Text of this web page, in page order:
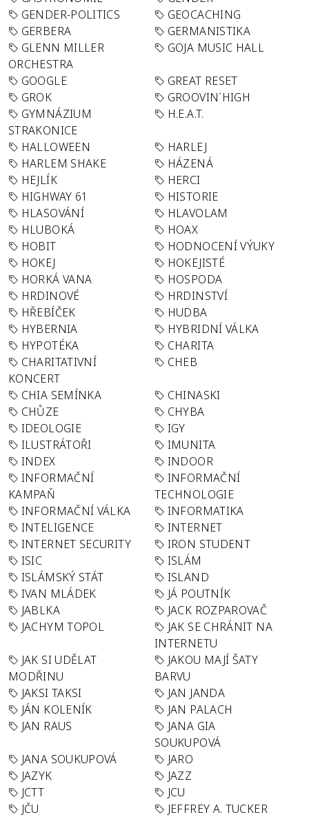
GENDER-POLITICS
GEOCACHING
GERBERA
GERMANISTIKA
GLENN MILLER
ORCHESTRA
GOJA MUSIC HALL
GOOGLE
GREAT RESET
GROK
GROOVIN´HIGH
GYMNÁZIUM
STRAKONICE
H.E.A.T.
HALLOWEEN
HARLEJ
HARLEM SHAKE
HÁZENÁ
HEJLÍK
HERCI
HIGHWAY 61
HISTORIE
HLASOVÁNÍ
HLAVOLAM
HLUBOKÁ
HOAX
HOBIT
HODNOCENÍ VÝUKY
HOKEJ
HOKEJISTÉ
HORKÁ VANA
HOSPODA
HRDINOVÉ
HRDINSTVÍ
HŘEBÍČEK
HUDBA
HYBERNIA
HYBRIDNÍ VÁLKA
HYPOTÉKA
CHARITA
CHARITATIVNÍ
KONCERT
CHEB
CHIA SEMÍNKA
CHINASKI
CHŮZE
CHYBA
IDEOLOGIE
IGY
ILUSTRÁTOŘI
IMUNITA
INDEX
INDOOR
INFORMAČNÍ
KAMPAŇ
INFORMAČNÍ
TECHNOLOGIE
INFORMAČNÍ VÁLKA
INFORMATIKA
INTELIGENCE
INTERNET
INTERNET SECURITY
IRON STUDENT
ISIC
ISLÁM
ISLÁMSKÝ STÁT
ISLAND
IVAN MLÁDEK
JÁ POUTNÍK
JABLKA
JACK ROZPAROVAČ
JACHYM TOPOL
JAK SE CHRÁNIT NA
INTERNETU
JAK SI UDĚLAT
MODŘINU
JAKOU MAJÍ ŠATY
BARVU
JAKSI TAKSI
JAN JANDA
JÁN KOLENÍK
JAN PALACH
JAN RAUS
JANA GIA
SOUKUPOVÁ
JANA SOUKUPOVÁ
JARO
JAZYK
JAZZ
JCTT
JCU
JČU
JEFFREY A. TUCKER